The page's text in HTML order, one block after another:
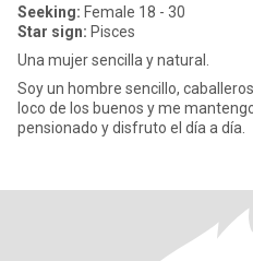
Seeking: Female 18 - 30
Star sign: Pisces
Una mujer sencilla y natural.
Soy un hombre sencillo,
loco de los buenos y me mantengo
pensionado y disfruto el día a día.